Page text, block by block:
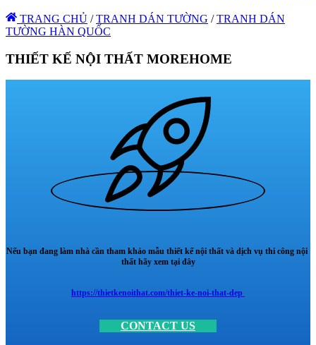
TRANG CHỦ / TRANH DÁN TƯỜNG / TRANH DÁN
TƯỜNG HÀN QUỐC
THIẾT KẾ NỘI THẤT MOREHOME
Nếu bạn đang làm nhà cần tham khảo mẫu thiết kế nội thất và dịch vụ thi công nội
thất hãy xem tại đây
https://thietkenoithat.com/thiet-ke-noi-that-dep
CONTACT US